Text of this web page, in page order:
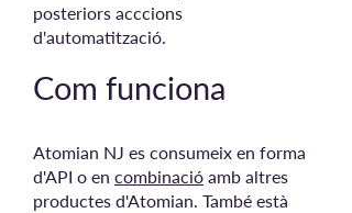
posteriors acccions
d'automatització.
Com funciona
Atomian NJ es consumeix en forma
d'API o en combinació amb altres
productes d'Atomian. També està